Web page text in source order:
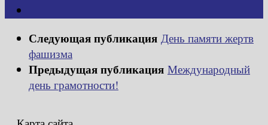
Следующая публикация День памяти жертв
фашизма
Предыдущая публикация Международный
день грамотности!